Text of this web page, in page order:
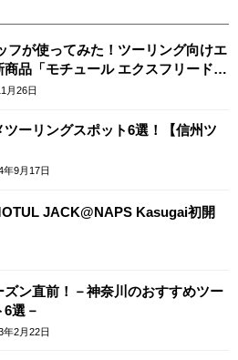
フが使ってみた！ツーリング向けエ
商品「モチュール エクスフリード /
」
月26日
ーリングスポット6選！【信州ツ
年9月17日
JACK@NAPS Kasugai初開
ズン直前！－神奈川のおすすめツー
6選－
年2月22日